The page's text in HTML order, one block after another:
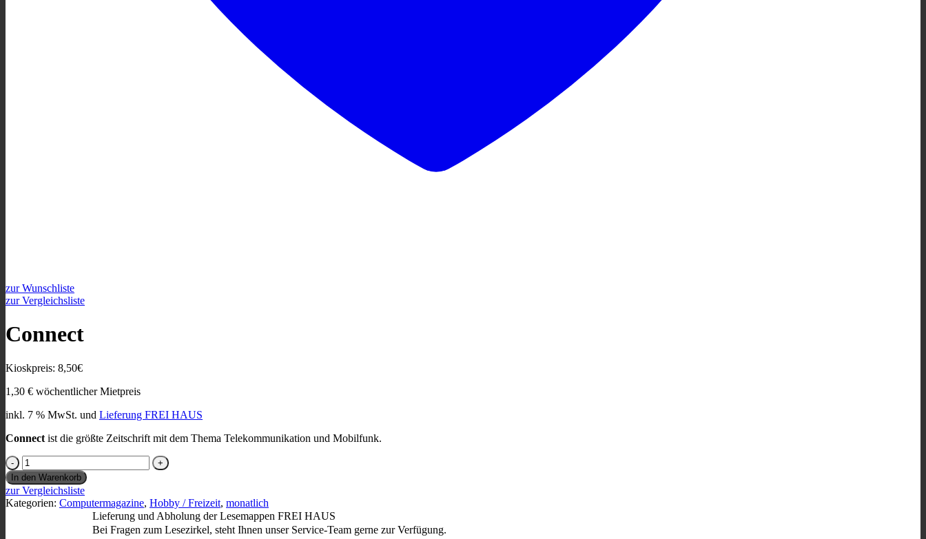
zur Wunschliste
zur Vergleichsliste
Connect
Kioskpreis: 8,50€
1,30 € wöchentlicher Mietpreis
inkl. 7 % MwSt. und Lieferung FREI HAUS
Connect ist die größte Zeitschrift mit dem Thema Telekommunikation und Mobilfunk.
Connect
Menge
In den Warenkorb
zur Vergleichsliste
Kategorien: Computermagazine, Hobby / Freizeit, monatlich
Lieferung und Abholung der Lesemappen FREI HAUS
Bei Fragen zum Lesezirkel, steht Ihnen unser Service-Team gerne zur Verfügung.